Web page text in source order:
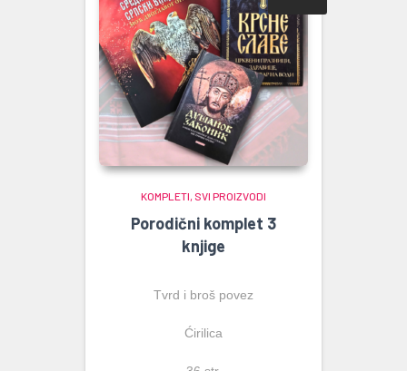
KOMPLETI SVI PROIZVODI
Porodični komplet 3
knjige
Tvrd i broš povez
Ćirilica